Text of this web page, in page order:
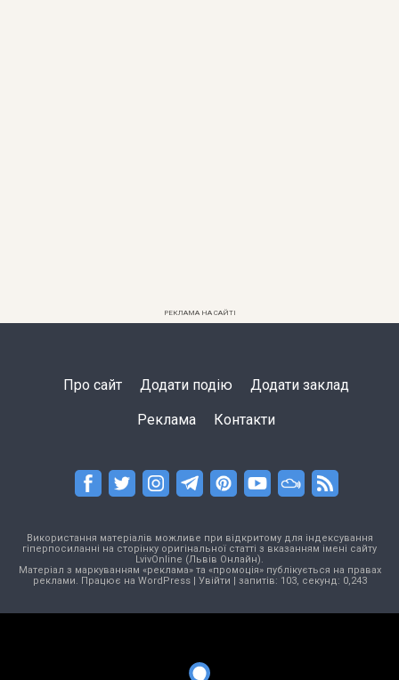
РЕКЛАМА НА САЙТІ
Про сайт Додати подію Додати заклад
Реклама Контакти
Використання матеріалів можливе при відкритому для індексування
гіперпосиланні на сторінку оригінальної статті з вказанням імені сайту
LvivOnline (Львів Онлайн).
Матеріал з маркуванням «реклама» та «промоція» публікується на правах
реклами. Працює на WordPress| Увійти | запитів: 103, секунд: 0,243